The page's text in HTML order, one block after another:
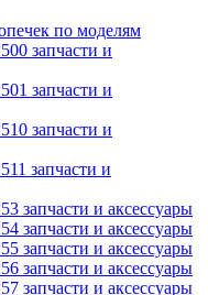
по моделям
запчасти и
запчасти и
запчасти и
запчасти и
запчасти и аксессуары
запчасти и аксессуары
запчасти и аксессуары
запчасти и аксессуары
запчасти и аксессуары